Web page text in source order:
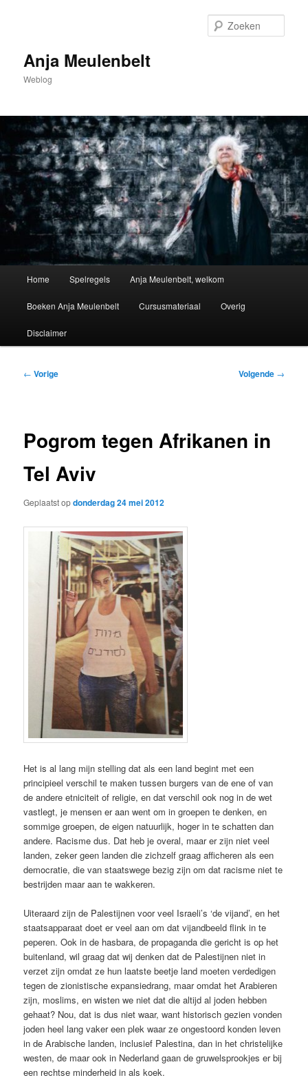
inhoudAnja Meulenbelt
Weblog
Home Spelregels Anja Meulenbelt, welkom
Boeken Anja Meulenbelt Cursusmateriaal Overig
Disclaimer
Bericht
← Vorige Volgende →
Pogrom tegen Afrikanen in
Tel Aviv
Geplaatst opdonderdag 24 mei 2012
Het is al lang mijn stelling dat als een land begint met een
principieel verschil te maken tussen burgers van de ene of van
de andere etniciteit of religie, en dat verschil ook nog in de wet
vastlegt, je mensen er aan went om in groepen te denken, en
sommige groepen, de eigen natuurlijk, hoger in te schatten dan
andere. Racisme dus. Dat heb je overal, maar er zijn niet veel
landen, zeker geen landen die zichzelf graag afficheren als een
democratie, die van staatswege bezig zijn om dat racisme niet te
bestrijden maar aan te wakkeren.
Uiteraard zijn de Palestijnen voor veel Israeli’s ‘de vijand’, en het
staatsapparaat doet er veel aan om dat vijandbeeld flink in te
peperen. Ook in de hasbara, de propaganda die gericht is op het
buitenland, wil graag dat wij denken dat de Palestijnen niet in
verzet zijn omdat ze hun laatste beetje land moeten verdedigen
tegen de zionistische expansiedrang, maar omdat het Arabieren
zijn, moslims, en wisten we niet dat die altijd al joden hebben
gehaat? Nou, dat is dus niet waar, want historisch gezien vonden
joden heel lang vaker een plek waar ze ongestoord konden leven
in de Arabische landen, inclusief Palestina, dan in het christelijke
westen, de maar ook in Nederland gaan de gruwelsprookjes er bij
een rechtse minderheid in als koek.